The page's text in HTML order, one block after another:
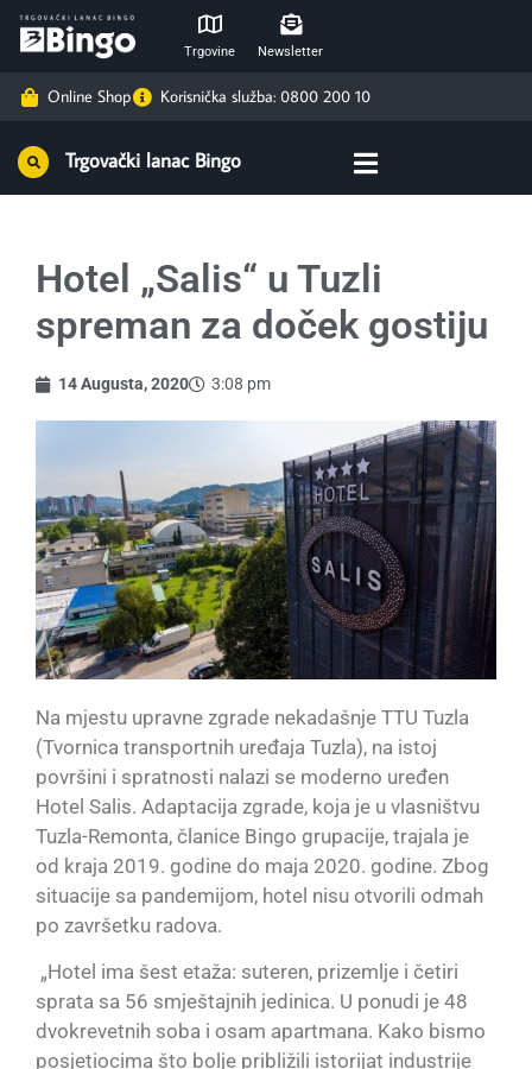
Trgovine Newsletter
Online Shop Korisnička služba: 0800 200 10
Trgovački lanac Bingo
Hotel „Salis“ u Tuzli
spreman za doček gostiju
14 Augusta, 2020 3:08 pm
Na mjestu upravne zgrade nekadašnje TTU Tuzla
(Tvornica transportnih uređaja Tuzla), na istoj
površini i spratnosti nalazi se moderno uređen
Hotel Salis. Adaptacija zgrade, koja je u vlasništvu
Tuzla-Remonta, članice Bingo grupacije, trajala je
od kraja 2019. godine do maja 2020. godine. Zbog
situacije sa pandemijom, hotel nisu otvorili odmah
po završetku radova.
„Hotel ima šest etaža: suteren, prizemlje i četiri
sprata sa 56 smještajnih jedinica. U ponudi je 48
dvokrevetnih soba i osam apartmana. Kako bismo
posjetiocima što bolje približili istorijat industrije